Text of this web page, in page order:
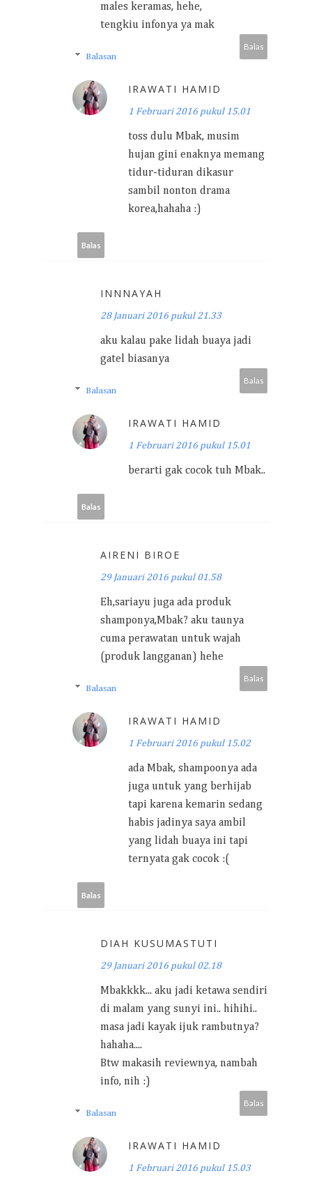
males keramas, hehe,
tengkiu infonya ya mak
Balas
Balasan
IRAWATI HAMID
1 Februari 2016 pukul 15.01
toss dulu Mbak, musim
hujan gini enaknya memang
tidur-tiduran dikasur
sambil nonton drama
korea,hahaha :)
Balas
INNNAYAH
28 Januari 2016 pukul 21.33
aku kalau pake lidah buaya jadi
gatel biasanya
Balas
Balasan
IRAWATI HAMID
1 Februari 2016 pukul 15.01
berarti gak cocok tuh Mbak..
Balas
AIRENI BIROE
29 Januari 2016 pukul 01.58
Eh,sariayu juga ada produk
shamponya,Mbak? aku taunya
cuma perawatan untuk wajah
(produk langganan) hehe
Balas
Balasan
IRAWATI HAMID
1 Februari 2016 pukul 15.02
ada Mbak, shampoonya ada
juga untuk yang berhijab
tapi karena kemarin sedang
habis jadinya saya ambil
yang lidah buaya ini tapi
ternyata gak cocok :(
Balas
DIAH KUSUMASTUTI
29 Januari 2016 pukul 02.18
Mbakkkk... aku jadi ketawa sendiri
di malam yang sunyi ini.. hihihi..
masa jadi kayak ijuk rambutnya?
hahaha....
Btw makasih reviewnya, nambah
info, nih :)
Balas
Balasan
IRAWATI HAMID
1 Februari 2016 pukul 15.03